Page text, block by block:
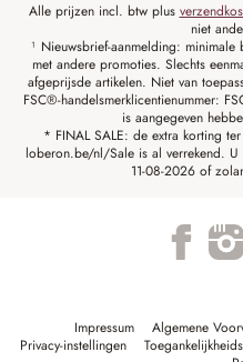
Alle prijzen incl. btw plus
niet
¹ Nieuwsbrief-aanmelding:
met andere promoties. Slechts
afgeprijsde artikelen. Niet van
FSC®-handelsmerklicentienummer:
is aangegeven
* FINAL SALE: de extra korting
loberon.be/nl/Sale is al verrekend.
11-08-2026 of
Impressum Algemene
Privacy-instellingen